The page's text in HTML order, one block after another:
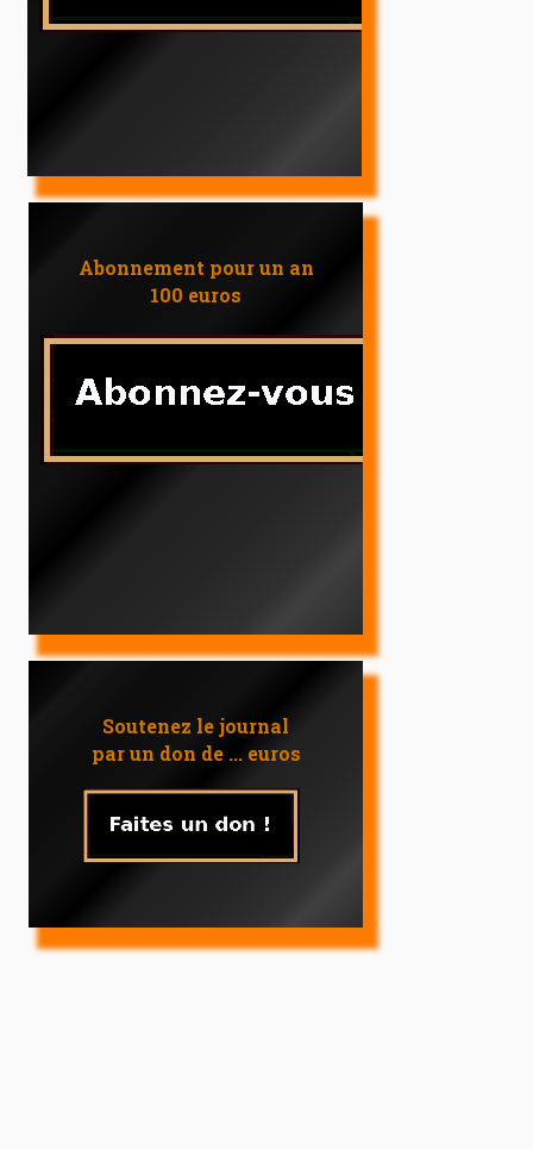
Abonnement pour un an
100 euros
Soutenez le journal
par un don de ... euros